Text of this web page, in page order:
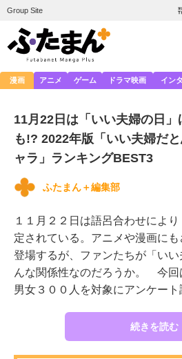
Group Site
漫画 アニメ ゲーム ドラマ映画 イン
11月22日は「いい夫婦の日
も!? 2022年版「いい夫婦だ
ャラ」ランキングBEST3
ふたまん＋編集部
１１月２２日は語呂合わせによ
定されている。アニメや漫画に
登場するが、ファンたちが「い
んな関係性なのだろうか。 今回
男女３００人を対象にアンケー
続きを読む